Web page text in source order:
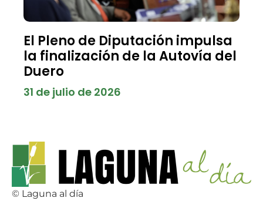
El Pleno de Diputación impulsa
la finalización de la Autovía del
Duero
31 de julio de 2026
© Laguna al día